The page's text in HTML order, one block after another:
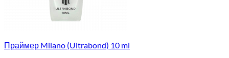
Праймер Milano (Ultrabond) 10 ml